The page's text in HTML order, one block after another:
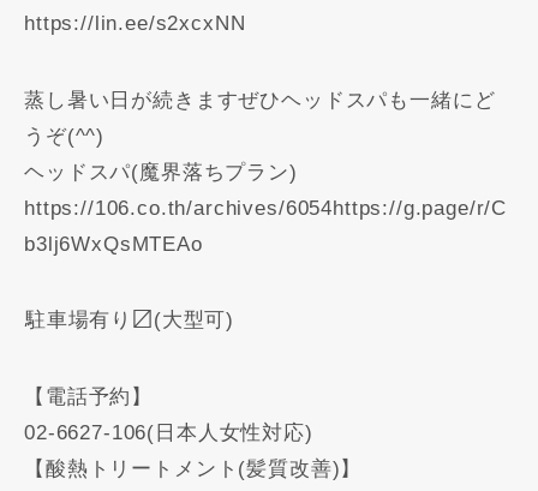
https://lin.ee/s2xcxNN
蒸し暑い日が続きますぜひヘッドスパも一緒にど
うぞ(^^)
ヘッドスパ(魔界落ちプラン)
https://106.co.th/archives/6054https://g.page/r/C
b3lj6WxQsMTEAo
️駐車場有り〼(大型可)
【電話予約】
02-6627-106(日本人女性対応)
【酸熱トリートメント(髪質改善)】